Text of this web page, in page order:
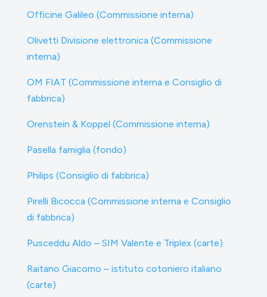
Officine Galileo (Commissione interna)
Olivetti Divisione elettronica (Commissione
interna)
OM FIAT (Commissione interna e Consiglio di
fabbrica)
Orenstein & Koppel (Commissione interna)
Pasella famiglia (fondo)
Philips (Consiglio di fabbrica)
Pirelli Bicocca (Commissione interna e Consiglio
di fabbrica)
Pusceddu Aldo – SIM Valente e Triplex (carte)
Raitano Giacomo – istituto cotoniero italiano
(carte)